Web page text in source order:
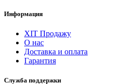
Информация
ХІТ Продажу
О нас
Доставка и оплата
Гарантия
Служба поддержки